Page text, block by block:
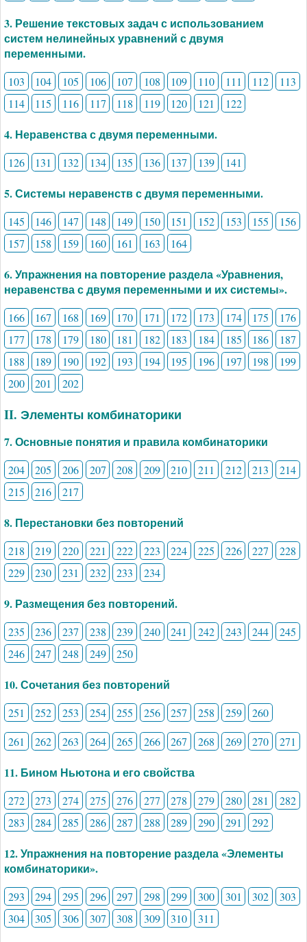
3. Решение текстовых задач с использованием
систем нелинейных уравнений с двумя
переменными.
103 104 105 106 107 108 109 110 111 112
113
114
115 116 117 118 119 120 121 122
4. Неравенства с двумя переменными.
126 131 132 134 135 136 137 139 141
5. Системы неравенств с двумя переменными.
145 146 147 148 149 150 151 152 153 155
156
157
158 159 160 161 163 164
6. Упражнения на повторение раздела «Уравнения,
неравенства с двумя переменными и их системы».
166 167 168 169 170 171 172 173 174 175
176
177
178 179 180 181 182 183 184 185 186
187
188
189 190 192 193 194 195 196 197 198
199
200
201 202
II. Элементы комбинаторики
7. Основные понятия и правила комбинаторики
204 205 206 207 208 209 210 211 212 213
214
215
216 217
8. Перестановки без повторений
218 219 220 221 222 223 224 225 226 227
228
229
230 231 232 233 234
9. Размещения без повторений.
235 236 237 238 239 240 241 242 243 244
245
246
247 248 249 250
10. Сочетания без повторений
251 252 253 254 255 256 257 258 259
260
261
262 263 264 265 266 267 268 269 270 271
11. Бином Ньютона и его свойства
272 273 274 275 276 277 278 279 280 281
282
283
284 285 286 287 288 289 290 291 292
12. Упражнения на повторение раздела «Элементы
комбинаторики».
293 294 295 296 297 298 299 300 301 302
303
304
305 306 307 308 309 310 311